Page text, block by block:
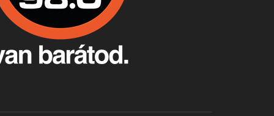
Apr 9, 2026 • 00:37:17